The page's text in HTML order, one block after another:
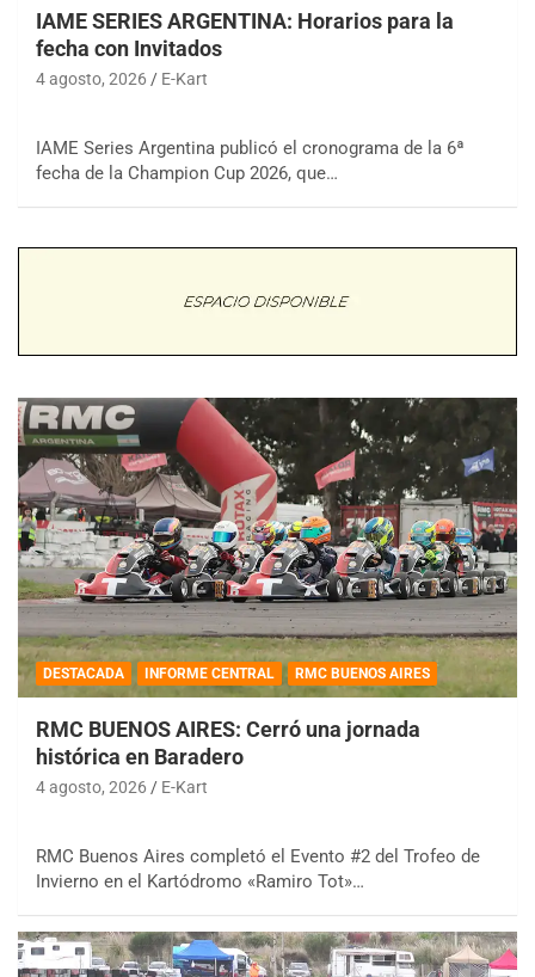
IAME SERIES ARGENTINA: Horarios para la
fecha con Invitados
4 agosto, 2026 E-Kart
IAME Series Argentina publicó el cronograma de la 6ª
fecha de la Champion Cup 2026, que…
DESTACADA INFORME CENTRAL RMC BUENOS AIRES
RMC BUENOS AIRES: Cerró una jornada
histórica en Baradero
4 agosto, 2026 E-Kart
RMC Buenos Aires completó el Evento #2 del Trofeo de
Invierno en el Kartódromo «Ramiro Tot»…